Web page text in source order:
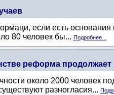
если есть основания
80 человек бы... Подробнее...
реформа продолжает
около 2000 человек
разногласия...